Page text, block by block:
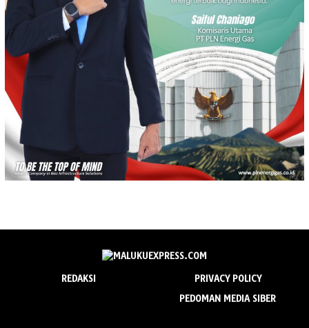
REDAKSI
PRIVACY POLICY
PEDOMAN MEDIA SIBER